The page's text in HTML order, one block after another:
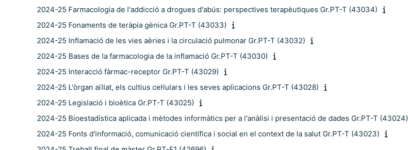
2024-25 Farmacologia de l'addicció a drogues d'abús: perspectives terapèutiques Gr.PT-T (43034)
2024-25 Fonaments de teràpia gènica Gr.PT-T (43033)
2024-25 Inflamació de les vies aèries i la circulació pulmonar Gr.PT-T (43032)
2024-25 Bases de la farmacologia de la inflamació Gr.PT-T (43030)
2024-25 Interacció fàrmac-receptor Gr.PT-T (43029)
2024-25 L'òrgan aïllat, els cultius cel·lulars i les seves aplicacions Gr.PT-T (43028)
2024-25 Legislació i bioètica Gr.PT-T (43025)
2024-25 Bioestadística aplicada i mètodes informàtics per a l'anàlisi i presentació de dades Gr.PT-T (43024)
2024-25 Fonts d'informació, comunicació científica i social en el context de la salut Gr.PT-T (43023)